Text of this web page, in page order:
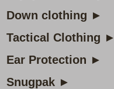
Down clothing ►
Tactical Clothing ►
Ear Protection ►
Snugpak ►